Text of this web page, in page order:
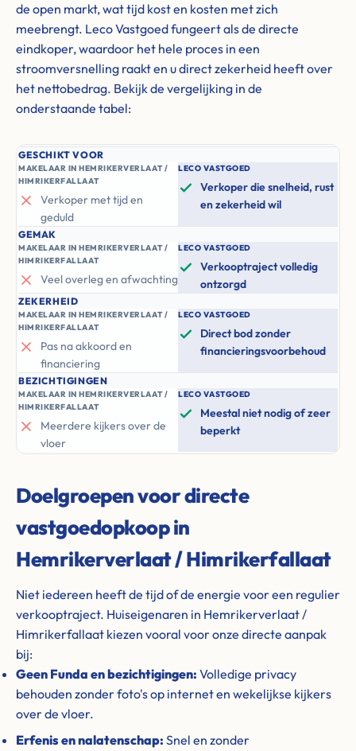
de open markt, wat tijd kost en kosten met zich
meebrengt. Leco Vastgoed fungeert als de directe
eindkoper, waardoor het hele proces in een
stroomversnelling raakt en u direct zekerheid heeft over
het nettobedrag. Bekijk de vergelijking in de
onderstaande tabel:
GESCHIKT VOOR
MAKELAAR IN HEMRIKERVERLAAT /
HIMRIKERFALLAAT
Verkoper met tijd en
geduld
LECO VASTGOED
Verkoper die snelheid, rust
en zekerheid wil
GEMAK
MAKELAAR IN HEMRIKERVERLAAT /
HIMRIKERFALLAAT
Veel overleg en afwachting
LECO VASTGOED
Verkooptraject volledig
ontzorgd
ZEKERHEID
MAKELAAR IN HEMRIKERVERLAAT /
HIMRIKERFALLAAT
Pas na akkoord en
financiering
LECO VASTGOED
Direct bod zonder
financieringsvoorbehoud
BEZICHTIGINGEN
MAKELAAR IN HEMRIKERVERLAAT /
HIMRIKERFALLAAT
Meerdere kijkers over de
vloer
LECO VASTGOED
Meestal niet nodig of zeer
beperkt
Doelgroepen voor directe
vastgoedopkoop in
Hemrikerverlaat / Himrikerfallaat
Niet iedereen heeft de tijd of de energie voor een regulier
verkooptraject. Huiseigenaren in Hemrikerverlaat /
Himrikerfallaat kiezen vooral voor onze directe aanpak
bij:
Geen Funda en bezichtigingen: Volledige privacy
behouden zonder foto's op internet en wekelijkse kijkers
over de vloer.
Erfenis en nalatenschap: Snel en zonder